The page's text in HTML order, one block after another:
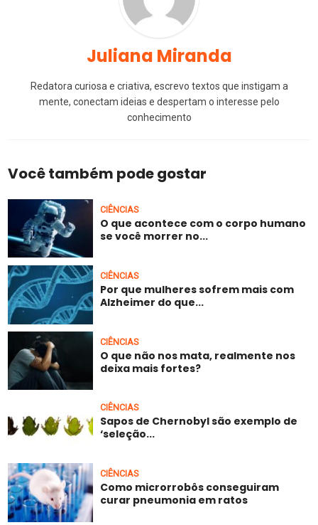
Juliana Miranda
Redatora curiosa e criativa, escrevo textos que instigam a
mente, conectam ideias e despertam o interesse pelo
conhecimento
Você também pode gostar
CIÊNCIAS
O que acontece com o corpo humano
se você morrer no...
CIÊNCIAS
Por que mulheres sofrem mais com
Alzheimer do que...
CIÊNCIAS
O que não nos mata, realmente nos
deixa mais fortes?
CIÊNCIAS
Sapos de Chernobyl são exemplo de
‘seleção...
CIÊNCIAS
Como microrrobôs conseguiram
curar pneumonia em ratos